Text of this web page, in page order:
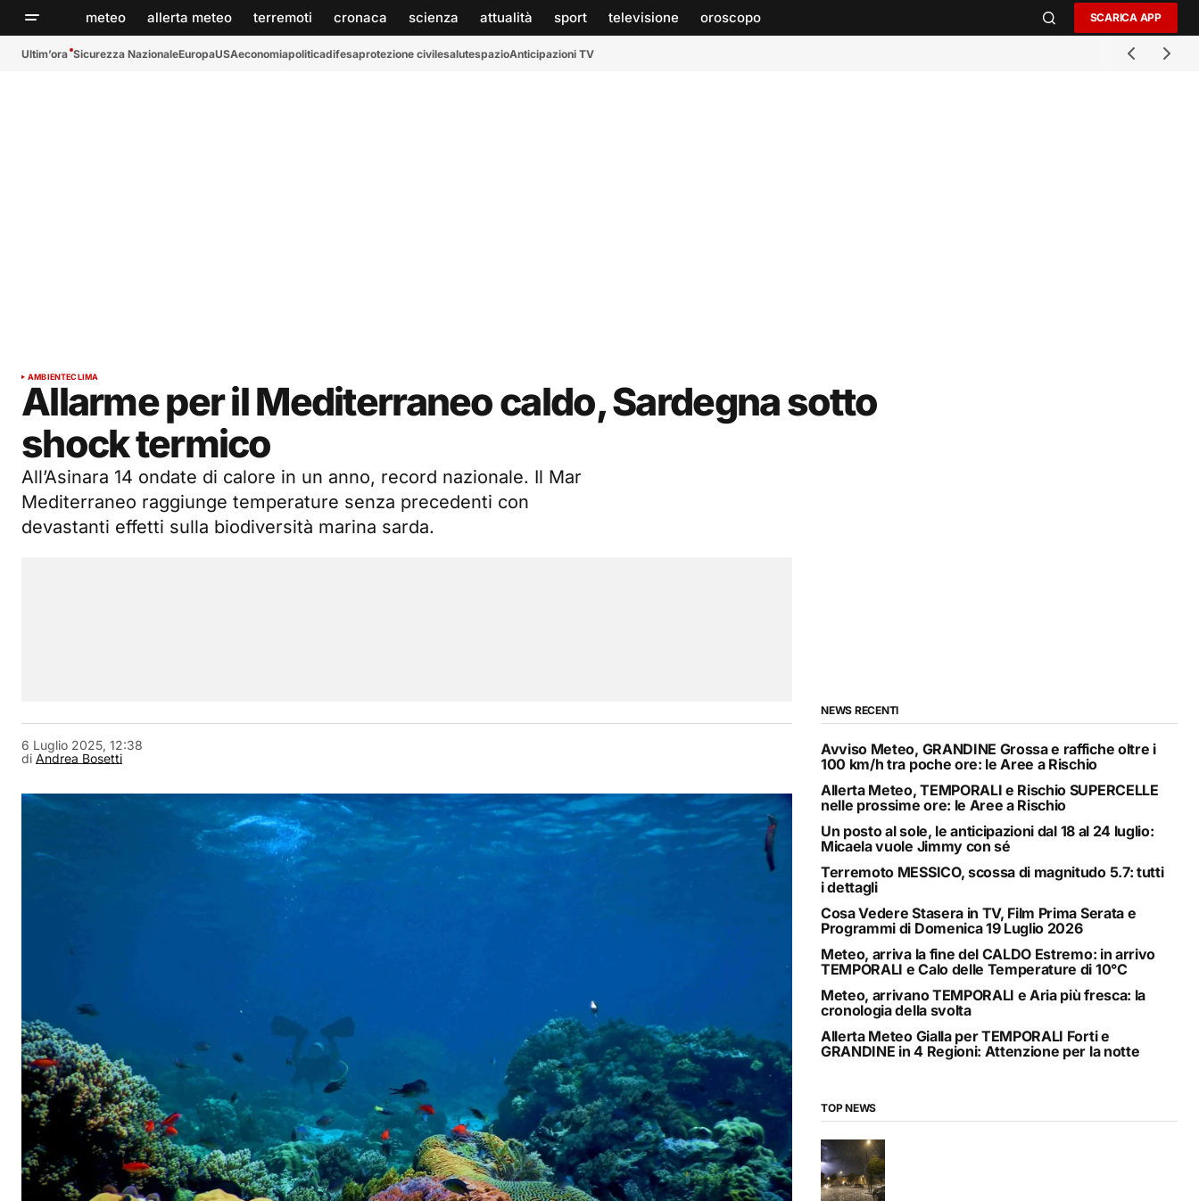
meteo allerta meteo terremoti cronaca scienza attualità sport televisione oroscopo SCARICA APP
Ultim’ora Sicurezza NazionaleEuropaUSAeconomiapoliticadifesaprotezione civilesalutespazioAnticipazioni TV
AMBIENTECLIMA
Allarme per il Mediterraneo caldo, Sardegna sotto
shock termico
All’Asinara 14 ondate di calore in un anno, record nazionale. Il Mar
Mediterraneo raggiunge temperature senza precedenti con
devastanti effetti sulla biodiversità marina sarda.
di Andrea Bosetti
6 Luglio 2025, 12:38
NEWS RECENTI
Avviso Meteo, GRANDINE Grossa e raffiche oltre i
100 km/h tra poche ore: le Aree a Rischio
Allerta Meteo, TEMPORALI e Rischio SUPERCELLE
nelle prossime ore: le Aree a Rischio
Un posto al sole, le anticipazioni dal 18 al 24 luglio:
Micaela vuole Jimmy con sé
Terremoto MESSICO, scossa di magnitudo 5.7: tutti
i dettagli
Cosa Vedere Stasera in TV, Film Prima Serata e
Programmi di Domenica 19 Luglio 2026
Meteo, arriva la fine del CALDO Estremo: in arrivo
TEMPORALI e Calo delle Temperature di 10°C
Meteo, arrivano TEMPORALI e Aria più fresca: la
cronologia della svolta
Allerta Meteo Gialla per TEMPORALI Forti e
GRANDINE in 4 Regioni: Attenzione per la notte
TOP NEWS